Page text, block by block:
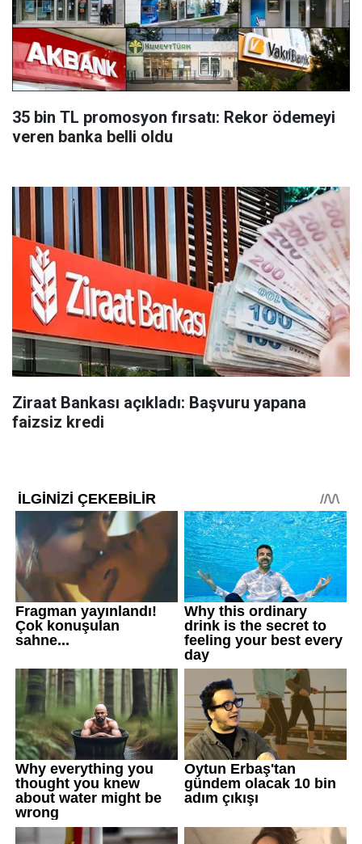
35 bin TL promosyon fırsatı: Rekor ödemeyi
veren banka belli oldu
Ziraat Bankası açıkladı: Başvuru yapana
faizsiz kredi